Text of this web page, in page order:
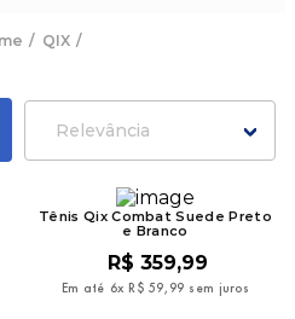
QIX
Relevância
Tênis Qix Combat Suede Preto
e Branco
R$ 359,99
Em até 6x R$ 59, 99 sem juros